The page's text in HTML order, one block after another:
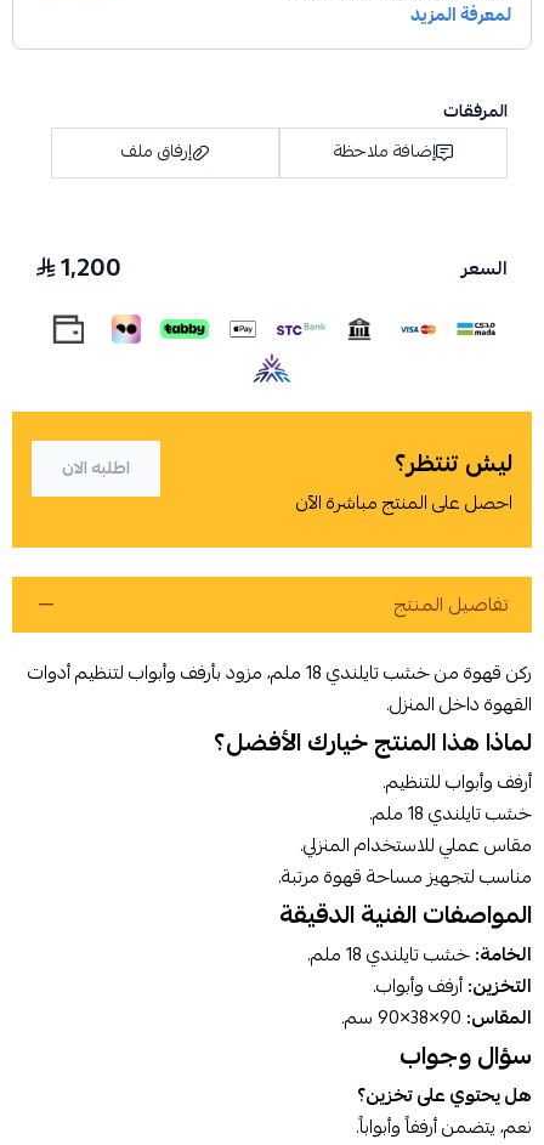
المرفقات
إضافة ملاحظة
إرفاق ملف
السعر 1,200
ليش تنتظر؟
احصل على المنتج مباشرة الآن
اطلبه الان
أوافق على سياسة الشراء
تفاصيل المنتج
ركن قهوة من خشب تايلندي 18 ملم، مزود بأرفف وأبواب لتنظيم أدوات
القهوة داخل المنزل.
لماذا هذا المنتج خيارك الأفضل؟
أرفف وأبواب للتنظيم.
خشب تايلندي 18 ملم.
مقاس عملي للاستخدام المنزلي.
مناسب لتجهيز مساحة قهوة مرتبة.
المواصفات الفنية الدقيقة
الخامة:خشب تايلندي 18 ملم.
التخزين:أرفف وأبواب.
المقاس:
سؤال وجواب
هل يحتوي على تخزين؟
نعم، يتضمن أرففاً وأبواباً.